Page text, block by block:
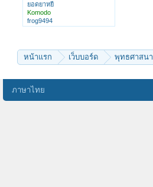
ยอดยาหยี
Komodo
frog9494
dmnoo123
โอมธนกฤต
no-ne
หน้าแรก เว็บบอร์ด พุทธศาสนา
ภาษาไทย